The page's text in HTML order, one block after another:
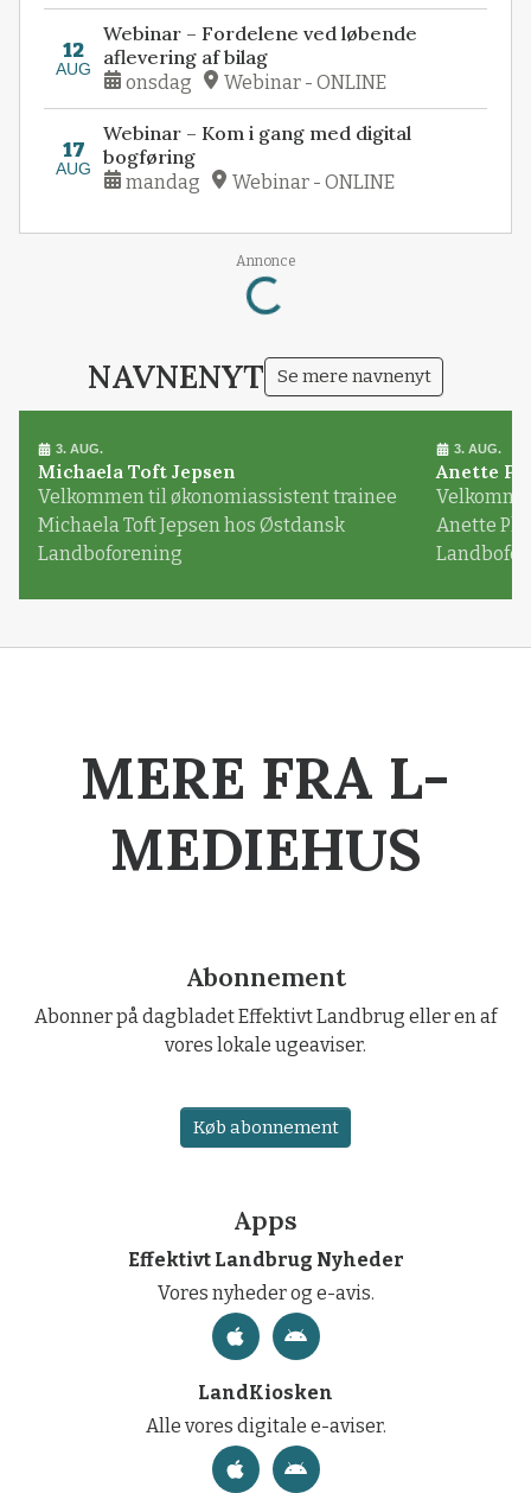
12
AUG
Webinar – Fordelene ved løbende
aflevering af bilag
onsdag Webinar - ONLINE
17
AUG
Webinar – Kom i gang med digital
bogføring
mandag Webinar - ONLINE
Annonce
Loading...
NAVNENYT Se mere navnenyt
3. AUG.
Michaela Toft Jepsen
Velkommen til økonomiassistent trainee
Michaela Toft Jepsen hos Østdansk
Landboforening
3. AUG.
Anette
Anette
MERE FRA L-
MEDIEHUS
Abonnement
Abonner på dagbladet Effektivt Landbrug eller en af
vores lokale ugeaviser.
Køb abonnement
Apps
Effektivt Landbrug Nyheder
Vores nyheder og e-avis.
LandKiosken
Alle vores digitale e-aviser.